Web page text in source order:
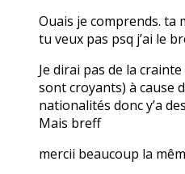
Ouais je comprends. ta
tu veux pas psq j’ai le
Je dirai pas de la
sont croyants) à cause
nationalités donc y’a
Mais breff
mercii beaucoup la